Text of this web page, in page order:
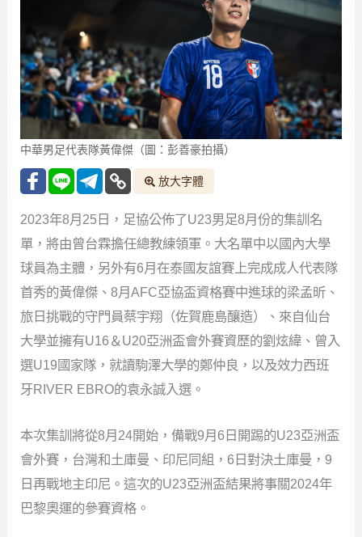
中華男足代表隊黃偉傑（圖：彭善豪拍攝）
放大字體
2023年8月25日，足協公佈了U23男足8月份的集訓名
單，將由曾台霖擔任總教練領軍。大名單中以國內大學
球員為主體，另外有6月在泰國友誼賽上完成成人代表隊
首秀的黃偉傑、8月AFC亞協盃資格賽中進球的梁孟昕、
旅日挑戰的守門員蔡宇翔（佐賀鹿島釀造）、來自仙台
大學並擁有U16＆U20亞洲盃會外賽資歷的劉炫緯、曾入
選U19國家隊，就讀駒澤大學的鄭仲良，以及效力西班
牙RIVER EBRO的袁永誠入選。
本次集訓將從8月24開始，備戰9月6日開踢的U23亞洲盃
會外賽，台灣和土庫曼、印尼同組，6日對決土庫曼，9
日再戰地主印尼。這次的U23亞洲盃結果將事關2024年
巴黎奧運的參賽資格。